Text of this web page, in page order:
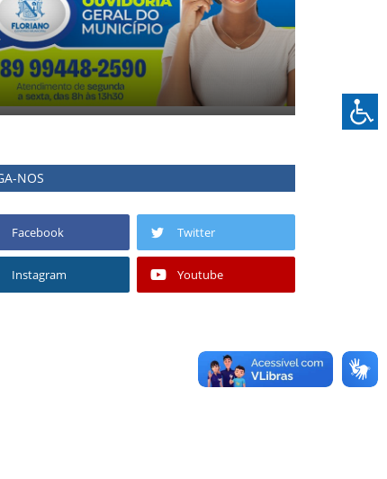
NOS
Facebook Twitter
Instagram Youtube